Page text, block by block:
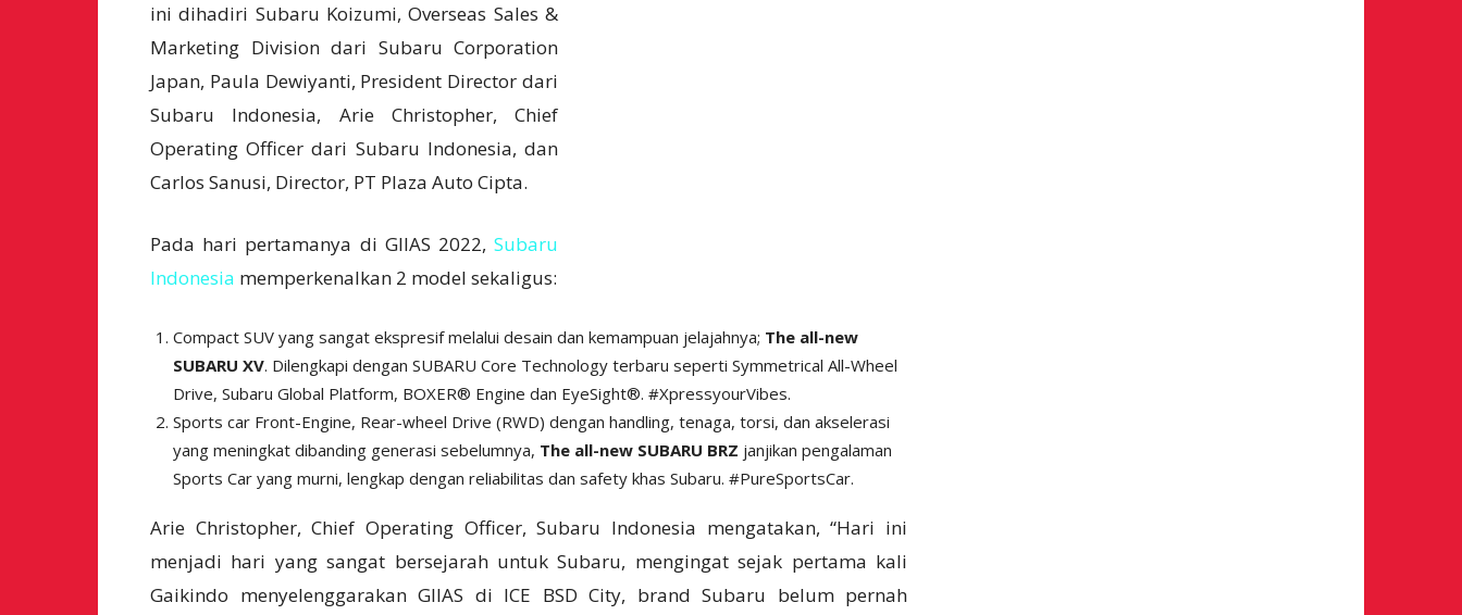
ini dihadiri Subaru Koizumi, Overseas Sales &
Marketing Division dari Subaru Corporation
Japan, Paula Dewiyanti, President Director dari
Subaru Indonesia, Arie Christopher, Chief
Operating Officer dari Subaru Indonesia, dan
Carlos Sanusi, Director, PT Plaza Auto Cipta.
Pada hari pertamanya di GIIAS 2022, Subaru
Indonesia memperkenalkan 2 model sekaligus:
Compact SUV yang sangat ekspresif melalui desain dan kemampuan jelajahnya; The all-new
SUBARU XV. Dilengkapi dengan SUBARU Core Technology terbaru seperti Symmetrical All-Wheel
Drive, Subaru Global Platform, BOXER® Engine dan EyeSight®. #XpressyourVibes.
Sports car Front-Engine, Rear-wheel Drive (RWD) dengan handling, tenaga, torsi, dan akselerasi
yang meningkat dibanding generasi sebelumnya, The all-new SUBARU BRZ janjikan pengalaman
Sports Car yang murni, lengkap dengan reliabilitas dan safety khas Subaru. #PureSportsCar.
Arie Christopher, Chief Operating Officer, Subaru Indonesia mengatakan, “Hari ini
menjadi hari yang sangat bersejarah untuk Subaru, mengingat sejak pertama kali
Gaikindo menyelenggarakan GIIAS di ICE BSD City, brand Subaru belum pernah